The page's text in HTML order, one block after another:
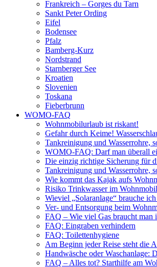
Frankreich – Gorges du Tarn
Sankt Peter Ording
Eifel
Bodensee
Pfalz
Bamberg-Kurz
Nordstrand
Starnberger See
Kroatien
Slovenien
Toskana
Fieberbrunn
WOMO-FAQ
Wohnmobilurlaub ist riskant!
Gefahr durch Keime!
Tankreinigung und Wasserrohre,
WOMO-FAQ: Darf man überall
Die einzig richtige Sicherung für
Tankreinigung und Wasserrohre,
Wie kommt das Kajak aufs
Risiko Trinkwasser im
Wieviel „Solaranlage“ brauche
Ver- und Entsorgung beim
FAQ – Wie viel Gas braucht man
FAQ: Eingraben verhindern
FAQ: Toilettenhygiene
Am Beginn jeder Reise steht die
Handwäsche oder Waschanlage:
FAQ – Alles tot? Starthilfe am